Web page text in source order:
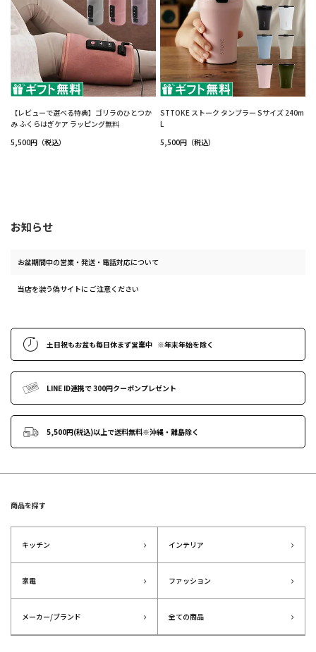
【レビューで選べる特典】ゴリラのひとつか
み ふくらはぎケア ラッピング無料
5,500円（税込）
STTOKE ストーク タンブラー Sサイズ 240m
L
5,500円（税込）
お知らせ
お盆期間中の営業・発送・電話対応について
当店を装う偽サイトに ご注意ください
土日祝もお盆も毎日休まず営業中 ※年末年始を除く
LINE ID連携で300円クーポンプレゼント
5,500円(税込)以上で送料無料※沖縄・離島除く
商品を探す
キッチン インテリア
家電 ファッション
メーカー/ブランド 全ての商品